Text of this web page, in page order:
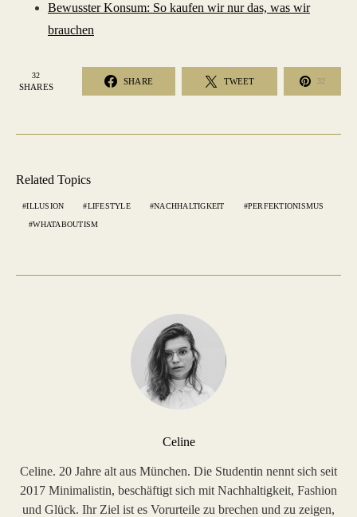
Bewusster Konsum: So kaufen wir nur das, was wir
brauchen
32
SHARES
SHARE TWEET 32
Related Topics
ILLUSION LIFESTYLE NACHHALTIGKEIT PERFEKTIONISMUS
WHATABOUTISM
Celine
Celine. 20 Jahre alt aus München. Die Studentin nennt sich seit
2017 Minimalistin, beschäftigt sich mit Nachhaltigkeit, Fashion
und Glück. Ihr Ziel ist es Vorurteile zu brechen und zu zeigen,